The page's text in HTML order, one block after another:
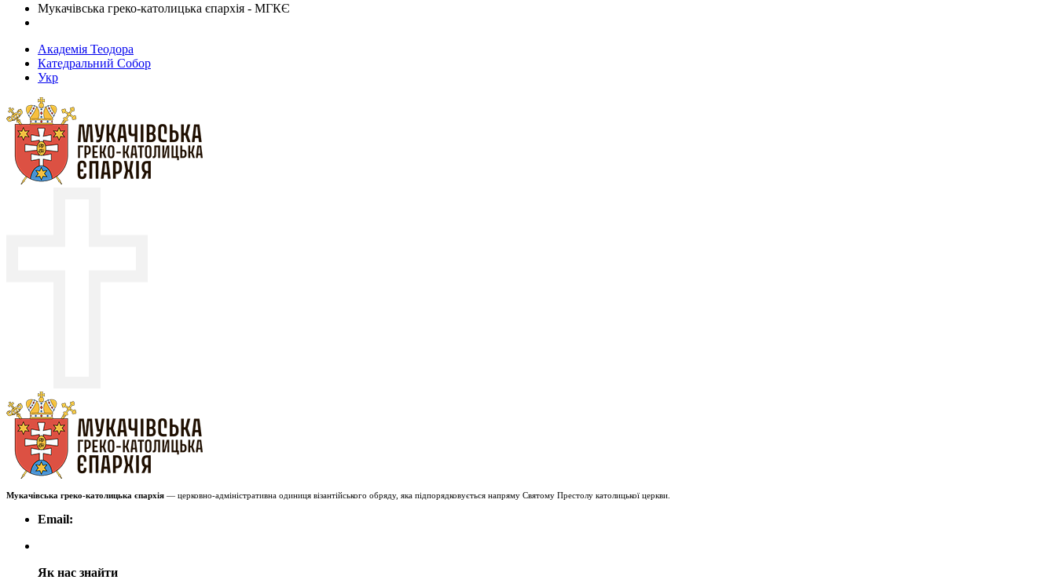
Мукачівська греко-католицька єпархія - МГКЄ
Академія Теодора
Катедральний Собор
Укр
Мукачівська греко-католицька єпархія — церковно-адміністративна одиниця візантійського обряду, яка підпорядковується напряму Святому Престолу католицької церкви.
Email:
Як нас знайти